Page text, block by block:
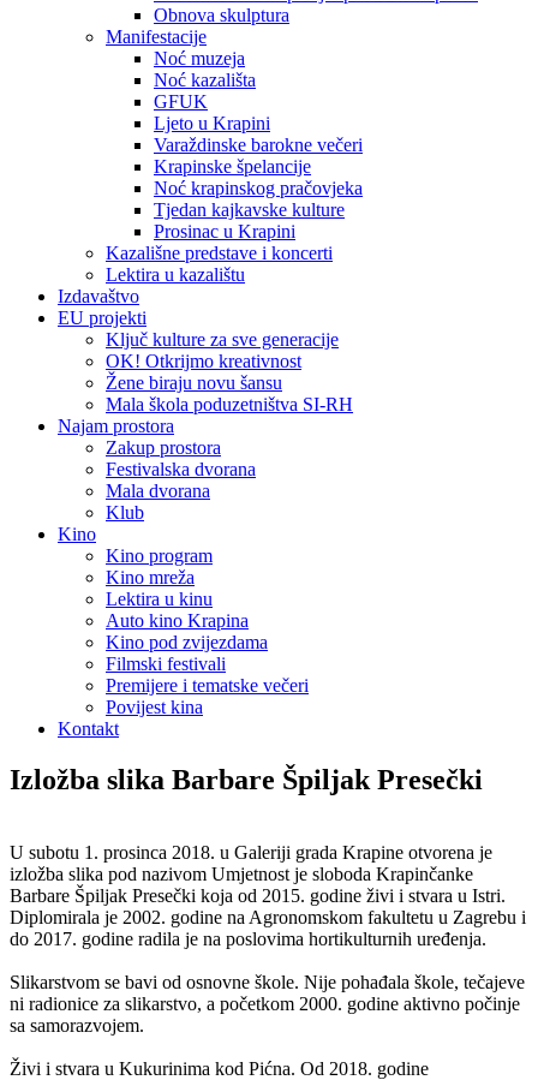
Obnova skulptura
Manifestacije
Noć muzeja
Noć kazališta
GFUK
Ljeto u Krapini
Varaždinske barokne večeri
Krapinske špelancije
Noć krapinskog pračovjeka
Tjedan kajkavske kulture
Prosinac u Krapini
Kazališne predstave i koncerti
Lektira u kazalištu
Izdavaštvo
EU projekti
Ključ kulture za sve generacije
OK! Otkrijmo kreativnost
Žene biraju novu šansu
Mala škola poduzetništva SI-RH
Najam prostora
Zakup prostora
Festivalska dvorana
Mala dvorana
Klub
Kino
Kino program
Kino mreža
Lektira u kinu
Auto kino Krapina
Kino pod zvijezdama
Filmski festivali
Premijere i tematske večeri
Povijest kina
Kontakt
Izložba slika Barbare Špiljak Presečki
U subotu 1. prosinca 2018. u Galeriji grada Krapine otvorena je
izložba slika pod nazivom Umjetnost je sloboda Krapinčanke
Barbare Špiljak Presečki koja od 2015. godine živi i stvara u Istri.
Diplomirala je 2002. godine na Agronomskom fakultetu u Zagrebu i
do 2017. godine radila je na poslovima hortikulturnih uređenja.
Slikarstvom se bavi od osnovne škole. Nije pohađala škole, tečajeve
ni radionice za slikarstvo, a početkom 2000. godine aktivno počinje
sa samorazvojem.
Živi i stvara u Kukurinima kod Pićna. Od 2018. godine